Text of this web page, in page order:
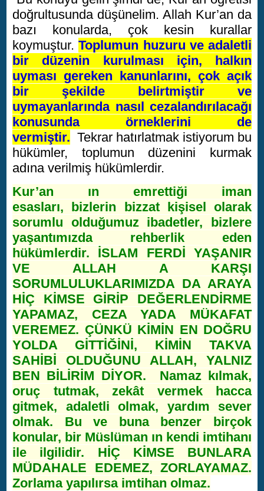
doğrultusunda düşünelim. Allah Kur’an da
bazı konularda, çok kesin kurallar
koymuştur.Toplumun huzuru ve adaletli
bir düzenin kurulması için, halkın
uyması gereken kanunlarını, çok açık
bir şekilde belirtmiştir ve
uymayanlarında nasıl cezalandırılacağı
konusunda örneklerini de
vermiştir. Tekrar hatırlatmak istiyorum bu
hükümler, toplumun düzenini kurmak
adına verilmiş hükümlerdir.
Kur’an ın emrettiği iman
esasları, bizlerin bizzat kişisel olarak
sorumlu olduğumuz ibadetler, bizlere
yaşantımızda rehberlik eden
hükümlerdir. İSLAM FERDİ YAŞANIR
VE ALLAH A KARŞI
SORUMLULUKLARIMIZDA DA ARAYA
HİÇ KİMSE GİRİP DEĞERLENDİRME
YAPAMAZ, CEZA YADA MÜKAFAT
VEREMEZ. ÇÜNKÜ KİMİN EN DOĞRU
YOLDA GİTTİĞİNİ, KİMİN TAKVA
SAHİBİ OLDUĞUNU ALLAH, YALNIZ
BEN BİLİRİM DİYOR. Namaz kılmak,
oruç tutmak, zekât vermek hacca
gitmek, adaletli olmak, yardım sever
olmak. Bu ve buna benzer birçok
konular, bir Müslüman ın kendi imtihanı
ile ilgilidir. HİÇ KİMSE BUNLARA
MÜDAHALE EDEMEZ, ZORLAYAMAZ.
Zorlama yapılırsa imtihan olmaz.